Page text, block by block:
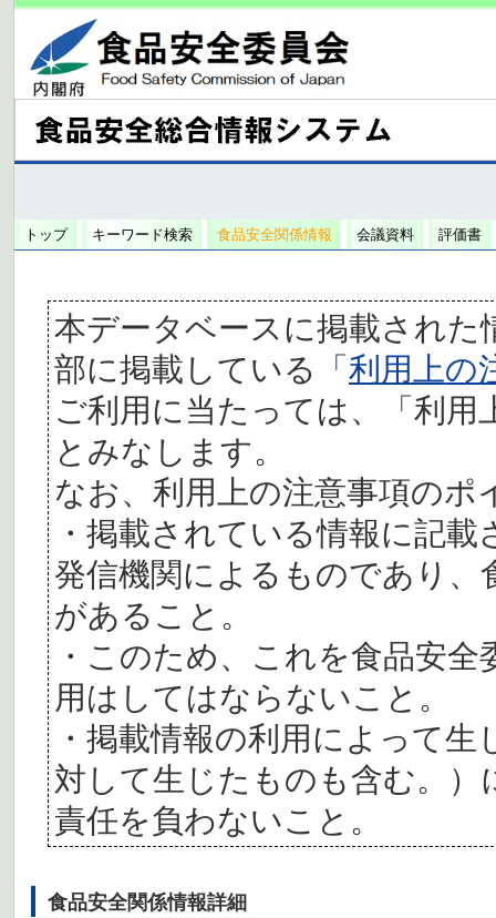
トップ キーワード検索 食品安全関係情報 会議資料 評価書
本データベースに掲載された
部に掲載している「利用上の
ご利用に当たっては、「利
とみなします。
なお、利用上の注意事項の
・掲載されている情報に記
発信機関によるものであり、
があること。
・このため、これを食品安
用はしてはならないこと。
・掲載情報の利用によって
対して生じたものも含む。
責任を負わないこと。
食品安全関係情報詳細